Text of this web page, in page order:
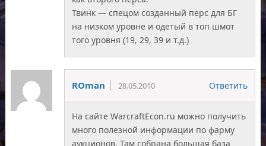
Твинк — спецом созданный перс для БГ
на низком уровне и одетый в топ шмот
того уровня (19, 29, 39 и т.д.)
ROman 28.05.2010 Ответить
На сайте WarcraftEcon.ru можно получить
много полезной информации по фарму
аукционов. Там собрана большая база